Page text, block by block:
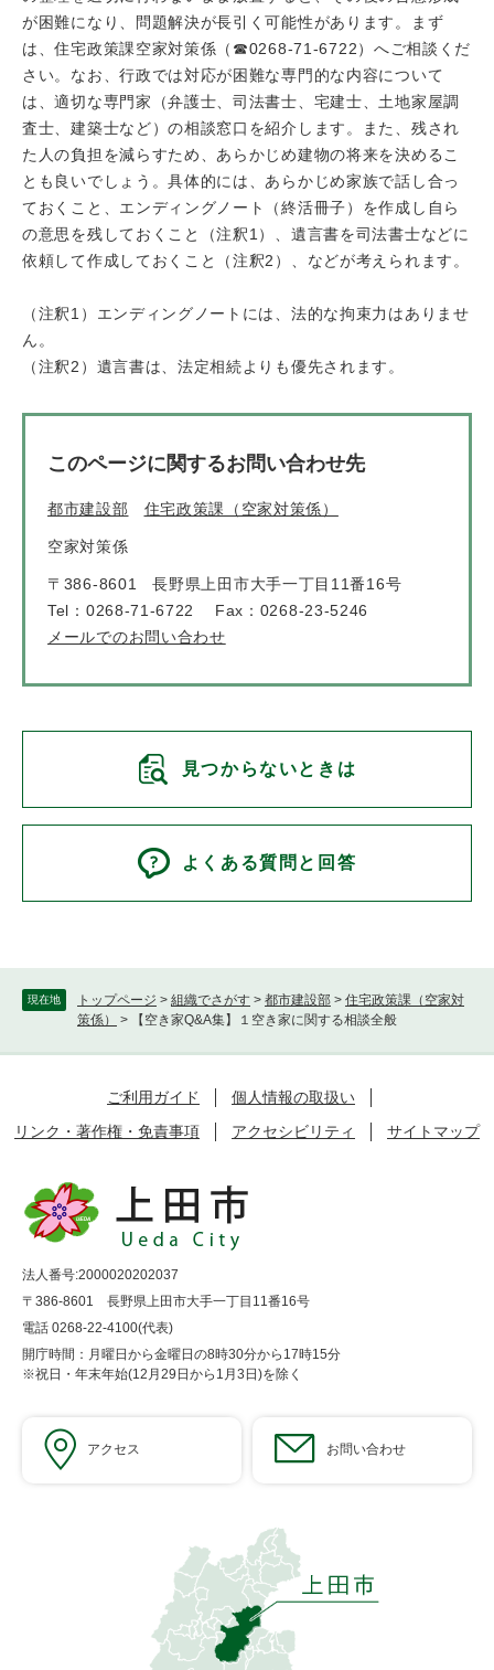
現在地 トップページ > 組織でさがす > 都市建設部 > 住宅政策課（空家対
策係）
> 【空き家Q&A集】１空き家に関する相談全般
が困難になり、問題解決が長引く可能性があります。まず
は、住宅政策課空家対策係（☎0268-71-6722）へご相談くだ
さい。なお、行政では対応が困難な専門的な内容について
は、適切な専門家（弁護士、司法書士、宅建士、土地家屋調
査士、建築士など）の相談窓口を紹介します。また、残され
た人の負担を減らすため、あらかじめ建物の将来を決めるこ
とも良いでしょう。具体的には、あらかじめ家族で話し合っ
ておくこと、エンディングノート（終活冊子）を作成し自ら
の意思を残しておくこと（注釈1）、遺言書を司法書士などに
依頼して作成しておくこと（注釈2）、などが考えられます。
（注釈1）エンディングノートには、法的な拘束力はありませ
ん。
（注釈2）遺言書は、法定相続よりも優先されます。
このページに関するお問い合わせ先
都市建設部 住宅政策課（空家対策係）
空家対策係
〒386-8601
長野県上田市大手一丁目11番16号
Tel：0268-71-6722
Fax：0268-23-5246
メールでのお問い合わせ
見つからないときは
よくある質問と回答
ご利用ガイド
個人情報の取扱い
リンク・著作権・免責事項
アクセシビリティ サイトマップ
法人番号:2000020202037
〒386-8601 長野県上田市大手一丁目11番16号
電話 0268-22-4100(代表)
開庁時間：月曜日から金曜日の8時30分から17時15分
※祝日・年末年始(12月29日から1月3日)を除く
アクセス お問い合わせ